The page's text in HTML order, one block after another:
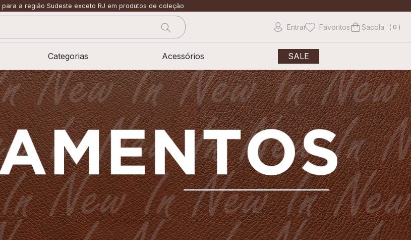
para a região Sudeste exceto RJ em produtos de coleção
Entrar Favoritos 0
Categorias Acessórios SALE